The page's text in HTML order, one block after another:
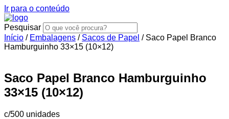
Ir para o conteúdo
Pesquisar
Início / Embalagens / Sacos de Papel / Saco Papel Branco
Hamburguinho 33×15 (10×12)
Saco Papel Branco Hamburguinho
33×15 (10×12)
c/500 unidades